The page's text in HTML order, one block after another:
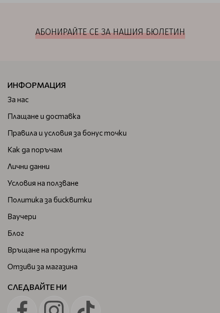
АБОНИРАЙТЕ СЕ ЗА НАШИЯ БЮЛЕТИН
ИНФОРМАЦИЯ
За нас
Плащане и доставка
Правила и условия за бонус точки
Как да поръчам
Лични данни
Условия на ползване
Политика за бисквитки
Ваучери
Блог
Връщане на продукти
Отзиви за магазина
СЛЕДВАЙТЕ НИ